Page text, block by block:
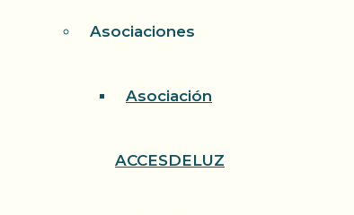
Asociaciones
Asociación
ACCESDELUZ